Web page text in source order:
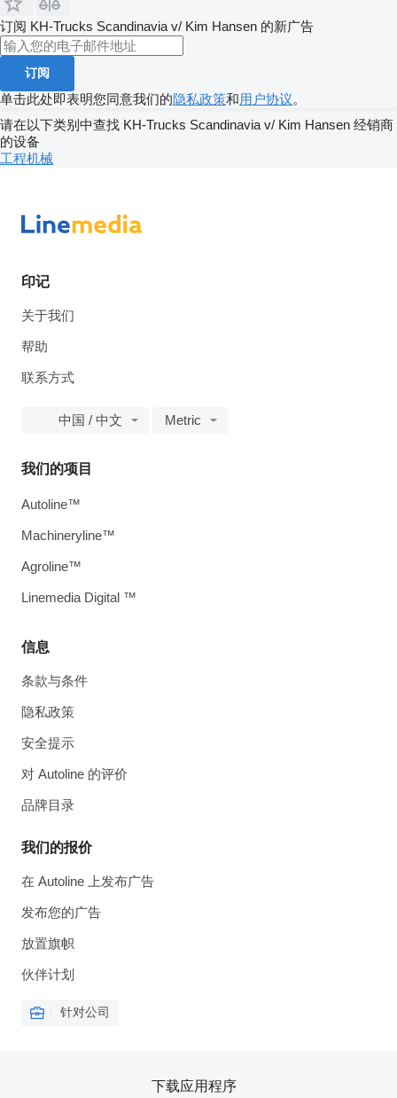
订阅 KH-Trucks Scandinavia v/ Kim Hansen 的新广告
订阅
单击此处即表明您同意我们的隐私政策和用户协议。
请在以下类别中查找 KH-Trucks Scandinavia v/ Kim Hansen 经销商
的设备
工程机械
印记
关于我们
帮助
联系方式
中国 / 中文 Metric
信息
条款与条件
隐私政策
安全提示
对 Autoline 的评价
品牌目录
我们的报价
在 Autoline 上发布广告
发布您的广告
放置旗帜
伙伴计划
针对公司
我们的项目
Autoline™
Machineryline™
Agroline™
Linemedia Digital ™
下载应用程序